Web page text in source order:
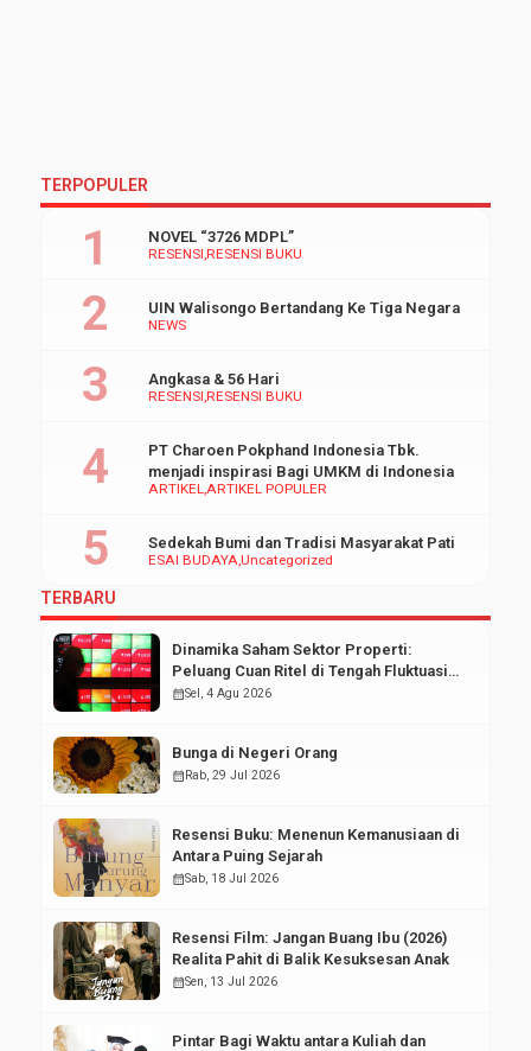
TERPOPULER
RESENSI RESENSI BUKU
NOVEL “3726 MDPL”
NEWS
UIN Walisongo Bertandang Ke Tiga Negara
RESENSI RESENSI BUKU
Angkasa & 56 Hari
ARTIKEL ARTIKEL POPULER
PT Charoen Pokphand Indonesia Tbk.
menjadi inspirasi Bagi UMKM di Indonesia
ESAI BUDAYA Uncategorized
Sedekah Bumi dan Tradisi Masyarakat Pati
TERBARU
Dinamika Saham Sektor Properti:
Peluang Cuan Ritel di Tengah Fluktuasi
Pasar Modal
calendar_monthSel, 4 Agu 2026
Bunga di Negeri Orang
calendar_monthRab, 29 Jul 2026
Resensi Buku: Menenun Kemanusiaan di
Antara Puing Sejarah
calendar_monthSab, 18 Jul 2026
Resensi Film: Jangan Buang Ibu (2026)
Realita Pahit di Balik Kesuksesan Anak
calendar_monthSen, 13 Jul 2026
Pintar Bagi Waktu antara Kuliah dan